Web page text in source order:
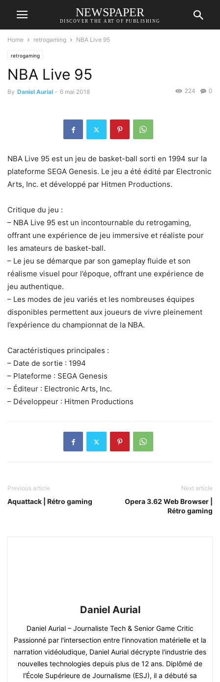
NEWSPAPER
DISCOVER THE ART OF PUBLISHING
Home retrogaming NBA Live 95
retrogaming
NBA Live 95
By Daniel Aurial - 6 mai 2018 0
224
NBA Live 95 est un jeu de basket-ball sorti en 1994 sur la
plateforme SEGA Genesis. Le jeu a été édité par Electronic
Arts, Inc. et développé par Hitmen Productions.
Critique du jeu :
– NBA Live 95 est un incontournable du retrogaming,
offrant une expérience de jeu immersive et réaliste pour
les amateurs de basket-ball.
– Le jeu se démarque par son gameplay fluide et son
réalisme visuel pour l’époque, offrant une expérience de
jeu authentique.
– Les modes de jeu variés et les nombreuses équipes
disponibles permettent aux joueurs de vivre pleinement
l’expérience du championnat de la NBA.
Caractéristiques principales :
– Date de sortie : 1994
– Plateforme : SEGA Genesis
– Éditeur : Electronic Arts, Inc.
– Développeur : Hitmen Productions
Previous article
Aquattack | Rétro gaming
Next article
Opera 3.62 Web Browser |
Rétro gaming
Daniel Aurial
Daniel Aurial – Journaliste Tech & Senior Game Critic
Passionné par l'intersection entre l'innovation matérielle et la
narration vidéoludique, Daniel Aurial décrypte l'industrie des
nouvelles technologies depuis plus de 12 ans. Diplômé de
l'École Supérieure de Journalisme (ESJ), il a débuté sa